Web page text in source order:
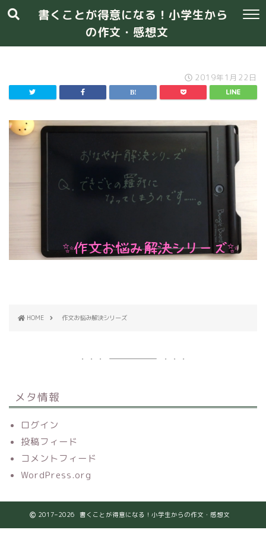
書くことが得意になる！小学生から
の作文・感想文
2019年1月22日
HOME 作文お悩み解決シリーズ
メタ情報
ログイン
投稿フィード
コメントフィード
WordPress.org
2017–2026 書くことが得意になる！小学生からの作文・感想文